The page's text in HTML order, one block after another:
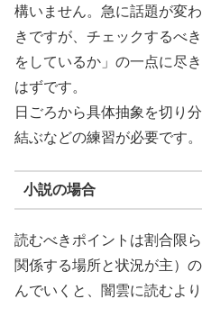
構いません。急に話題が変
きですが、チェックするべ
をしているか」の一点に尽
はずです。
日ごろから具体抽象を切り
結ぶなどの練習が必要です。
小説の場合
読むべきポイントは割合限
関係する場所と状況が主）
んでいくと、闇雲に読むよ